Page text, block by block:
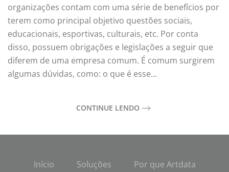
organizações contam com uma série de benefícios por
terem como principal objetivo questões sociais,
educacionais, esportivas, culturais, etc. Por conta
disso, possuem obrigações e legislações a seguir que
diferem de uma empresa comum. É comum surgirem
algumas dúvidas, como: o que é esse...
CONTINUE LENDO
Início Soluções
Por que Artdata